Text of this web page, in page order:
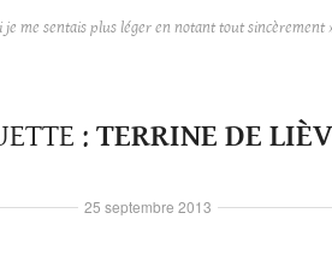
je me sentais plus léger en notant tout sincèrement
: TERRINE DE
25 septembre 2013